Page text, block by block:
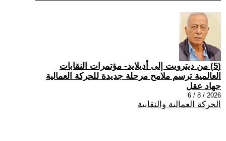
(5) من ديترويت إلى أديلايد- مؤتمرات النقابات
العالمية ترسم ملامح مرحلة جديدة للحركة العمالية
جهاد عقل
2026 / 8 / 6
الحركة العمالية والنقابية